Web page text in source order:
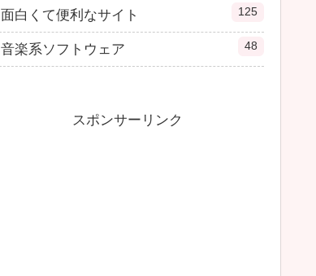
面白くて便利なサイト 125
音楽系ソフトウェア 48
スポンサーリンク